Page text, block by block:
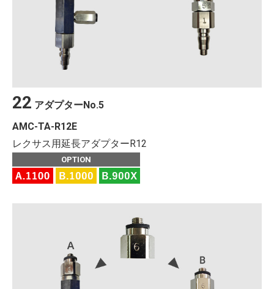
22 アダプターNo.5
AMC-TA-R12E
レクサス用延長アダプターR12
OPTION